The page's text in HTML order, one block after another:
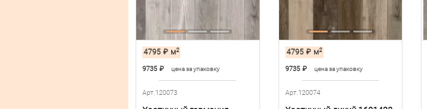
4795 ₽ м2
9735 ₽ цена за упаковку
Арт.120073
4795 ₽ м2
9735 ₽ цена за упаковку
Арт.120074